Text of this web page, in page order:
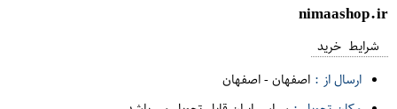
nimaashop.ir
شرایط خرید
ارسال از : اصفهان-اصفهان